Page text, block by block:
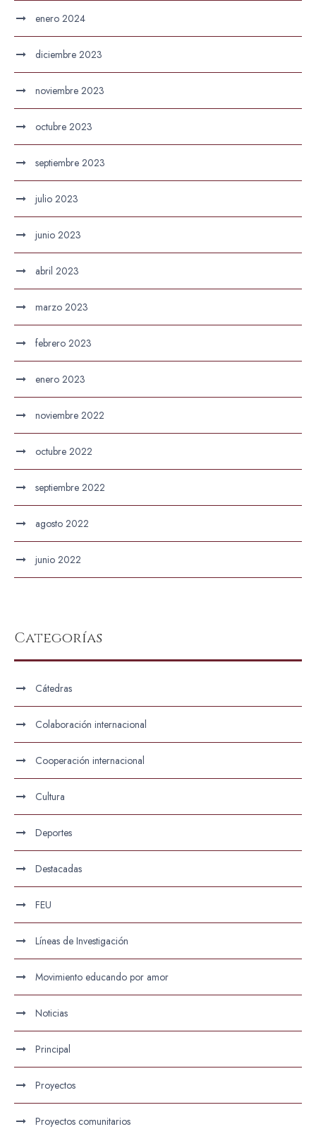
enero 2024
diciembre 2023
noviembre 2023
octubre 2023
septiembre 2023
julio 2023
junio 2023
abril 2023
marzo 2023
febrero 2023
enero 2023
noviembre 2022
octubre 2022
septiembre 2022
agosto 2022
junio 2022
Categorías
Cátedras
Colaboración internacional
Cooperación internacional
Cultura
Deportes
Destacadas
FEU
Líneas de Investigación
Movimiento educando por amor
Noticias
Principal
Proyectos
Proyectos comunitarios